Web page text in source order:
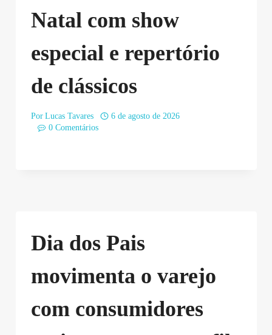
Natal com show
especial e repertório
de clássicos
Por Lucas Tavares
6 de agosto de 2026
0 Comentários
Dia dos Pais
movimenta o varejo
com consumidores